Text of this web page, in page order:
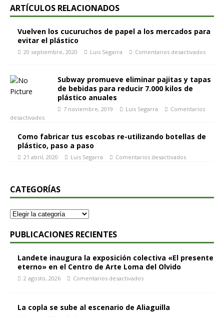
ARTÍCULOS RELACIONADOS
Vuelven los cucuruchos de papel a los mercados para
evitar el plástico
20 septiembre, 2020 Luis Segarra Comentarios desactivados
Subway promueve eliminar pajitas y tapas
de bebidas para reducir 7.000 kilos de
plástico anuales
7 noviembre, 2019 Luis Segarra
Comentarios
desactivados
Como fabricar tus escobas re-utilizando botellas de
plástico, paso a paso
21 abril, 2020 Luis Segarra Comentarios desactivados
CATEGORÍAS
PUBLICACIONES RECIENTES
Landete inaugura la exposición colectiva «El presente
eterno» en el Centro de Arte Loma del Olvido
2 agosto, 2026 Comentarios desactivados
La copla se sube al escenario de Aliaguilla